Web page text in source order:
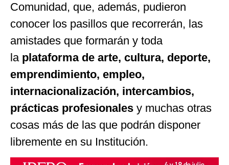
Comunidad, que, además, pudieron
conocer los pasillos que recorrerán, las
amistades que formarán y toda
la plataforma de arte, cultura, deporte,
emprendimiento, empleo,
internacionalización, intercambios,
prácticas profesionales y muchas otras
cosas más de las que podrán disponer
libremente en su Institución.